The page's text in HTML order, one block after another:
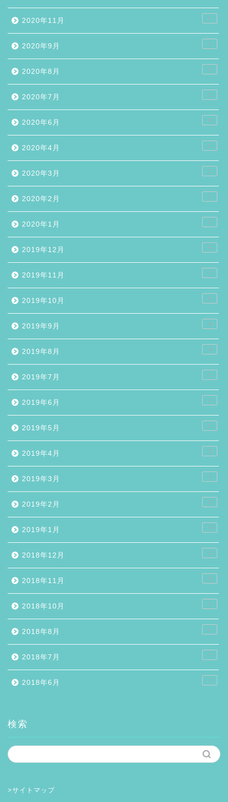
2020年11月 1
2020年9月 1
2020年8月 2
2020年7月 1
2020年6月 9
2020年4月 1
2020年3月 1
2020年2月 1
2020年1月 2
2019年12月 5
2019年11月 7
2019年10月 2
2019年9月 3
2019年8月 4
2019年7月 1
2019年6月 1
2019年5月 1
2019年4月 3
2019年3月 1
2019年2月 2
2019年1月 3
2018年12月 2
2018年11月 4
2018年10月 1
2018年8月 1
2018年7月 7
2018年6月 7
検索
>サイトマップ